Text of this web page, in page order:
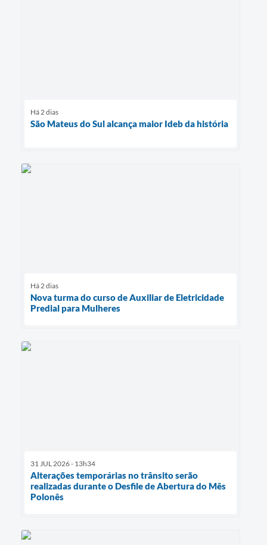
Há 2 dias
São Mateus do Sul alcança maior Ideb da história
Há 2 dias
Nova turma do curso de Auxiliar de Eletricidade
Predial para Mulheres
31 JUL 2026 - 13h34
Alterações temporárias no trânsito serão
realizadas durante o Desfile de Abertura do Mês
Polonês